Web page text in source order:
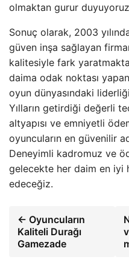
olmaktan gurur
Sonuç olarak, 2003
güven inşa sağlayan
kalitesiyle fark
daima odak noktası
oyun dünyasındaki
Yılların getirdiği değerli
altyapısı ve emniyetli
oyuncuların en güvenilir
Deneyimli kadromuz ve
gelecekte her daim en iyi
edeceğiz.
← Oyuncuların
Kaliteli Durağı
Gamezade